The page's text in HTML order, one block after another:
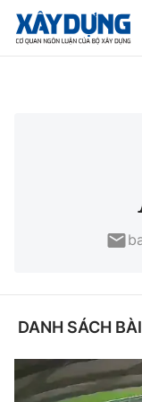
Chính trị
Xã hội
Xây dựng
Chỉ đạo điều
Giao thông
DANH SÁCH